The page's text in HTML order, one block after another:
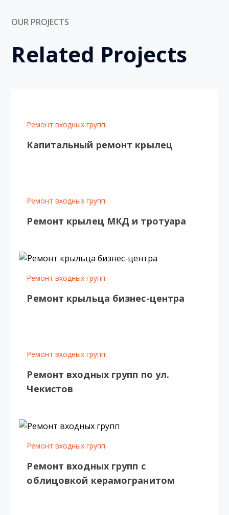
OUR PROJECTS
Related Projects
Ремонт входных групп
Капитальный ремонт крылец
Ремонт входных групп
Ремонт крылец МКД и тротуара
Ремонт входных групп
Ремонт крыльца бизнес-центра
Ремонт входных групп
Ремонт входных групп по ул.
Чекистов
Ремонт входных групп
Ремонт входных групп с
облицовкой керамогранитом